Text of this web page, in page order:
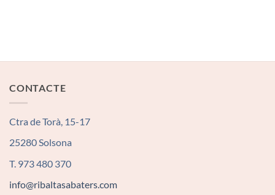
CONTACTE
Ctra de Torà, 15-17
25280 Solsona
T. 973 480 370
info@ribaltasabaters.com